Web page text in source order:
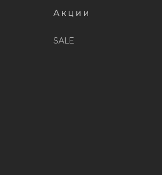
Акции
SALE